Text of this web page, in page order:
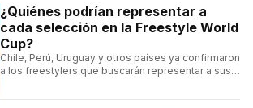
¿Quiénes podrían representar a
cada selección en la Freestyle World
Cup?
Chile, Perú, Uruguay y otros países ya confirmaron
a los freestylers que buscarán representar a sus